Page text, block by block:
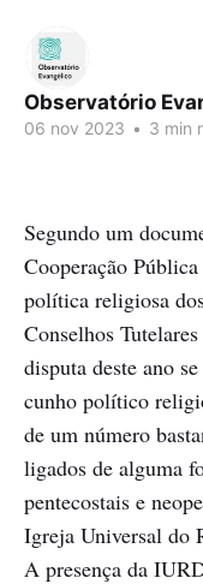
Observatório
06 nov 2023 • 3 min
Segundo um
Cooperação
política religiosa
Conselhos
disputa deste ano
cunho político
de um número
ligados de alguma
pentecostais e
Igreja Universal do
A presença da